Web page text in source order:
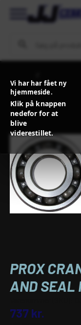
Vi har har fået ny
hjemmeside.
Klik på knappen
nedefor for at
blive
viderestillet.
CRANKSHAFT
PROX
AND SEAL
737 kr.